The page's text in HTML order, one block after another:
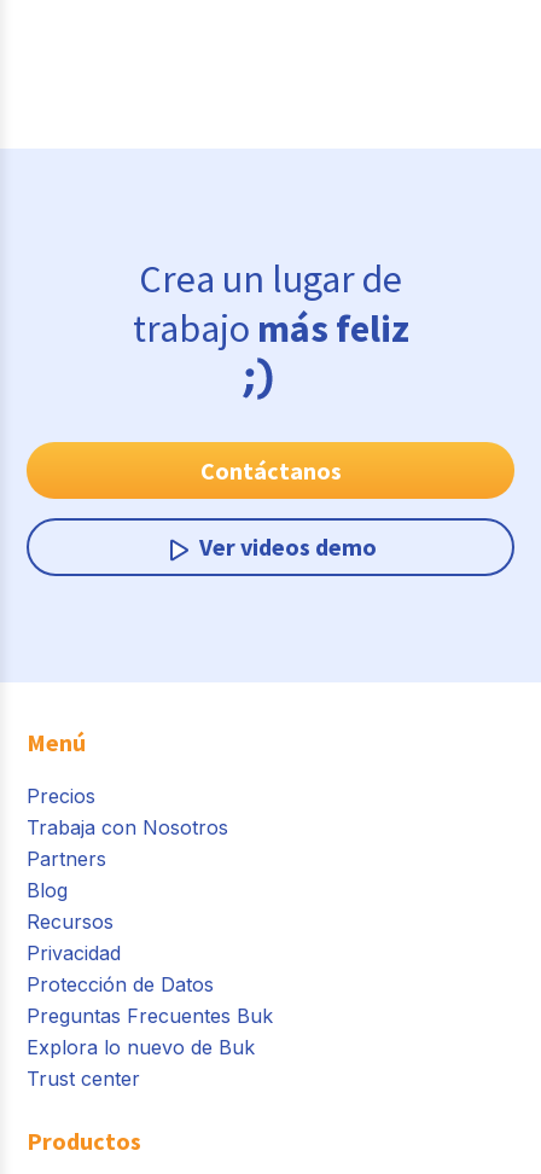
Crea un lugar de
trabajo más feliz
Contáctanos
Ver videos demo
Menú
Precios
Trabaja con Nosotros
Partners
Blog
Recursos
Privacidad
Protección de Datos
Preguntas Frecuentes Buk
Explora lo nuevo de Buk
Trust center
Productos